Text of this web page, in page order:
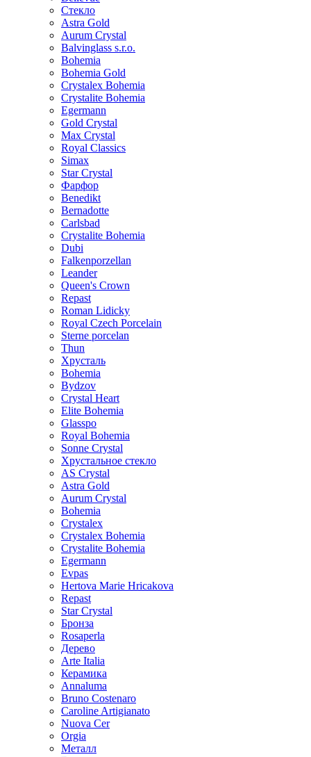
Стекло
Astra Gold
Aurum Crystal
Balvinglass s.r.o.
Bohemia
Bohemia Gold
Crystalex Bohemia
Crystalite Bohemia
Egermann
Gold Crystal
Max Crystal
Royal Classics
Simax
Star Crystal
Фарфор
Benedikt
Bernadotte
Carlsbad
Crystalite Bohemia
Dubi
Falkenporzellan
Leander
Queen's Crown
Repast
Roman Lidicky
Royal Czech Porcelain
Sterne porcelan
Thun
Хрусталь
Bohemia
Bydzov
Crystal Heart
Elite Bohemia
Glasspo
Royal Bohemia
Sonne Crystal
Хрустальное стекло
AS Crystal
Astra Gold
Aurum Crystal
Bohemia
Crystalex
Crystalex Bohemia
Crystalite Bohemia
Egermann
Evpas
Hertova Marie Hricakova
Repast
Star Crystal
Бронза
Rosaperla
Дерево
Arte Italia
Керамика
Annaluma
Bruno Costenaro
Caroline Artigianato
Nuova Cer
Orgia
Металл